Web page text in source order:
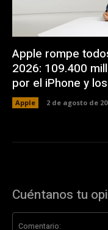
Apple rompe
2026: 109.400
por el iPhone y
Apple 2 de agosto de
Cuéntanos tu